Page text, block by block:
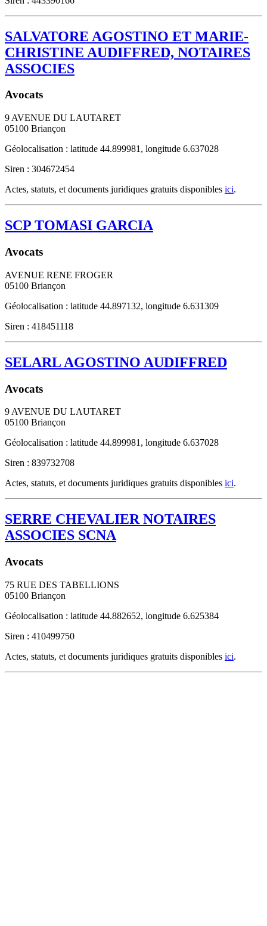
SALVATORE AGOSTINO ET MARIE-
CHRISTINE AUDIFFRED, NOTAIRES
ASSOCIES
Avocats
9 AVENUE DU LAUTARET
05100 Briançon
Géolocalisation : latitude 44.899981, longitude 6.637028
Siren : 304672454
Actes, statuts, et documents juridiques gratuits disponibles ici.
SCP TOMASI GARCIA
Avocats
AVENUE RENE FROGER
05100 Briançon
Géolocalisation : latitude 44.897132, longitude 6.631309
Siren : 418451118
SELARL AGOSTINO AUDIFFRED
Avocats
9 AVENUE DU LAUTARET
05100 Briançon
Géolocalisation : latitude 44.899981, longitude 6.637028
Siren : 839732708
Actes, statuts, et documents juridiques gratuits disponibles ici.
SERRE CHEVALIER NOTAIRES
ASSOCIES SCNA
Avocats
75 RUE DES TABELLIONS
05100 Briançon
Géolocalisation : latitude 44.882652, longitude 6.625384
Siren : 410499750
Actes, statuts, et documents juridiques gratuits disponibles ici.